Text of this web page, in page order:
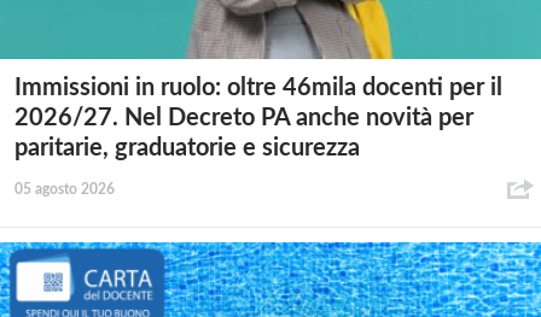
Immissioni in ruolo: oltre 46mila docenti per il
2026/27. Nel Decreto PA anche novità per
paritarie, graduatorie e sicurezza
05 agosto 2026